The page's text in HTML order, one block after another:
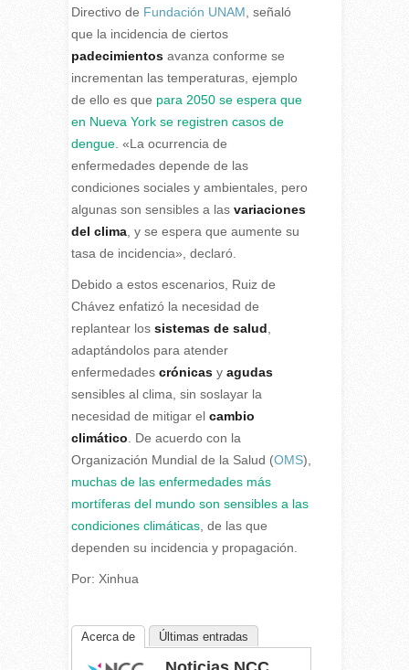
Directivo de Fundación UNAM , señaló
que la incidencia de ciertos
padecimientosavanza conforme se
incrementan las temperaturas, ejemplo
de ello es que para 2050 se espera que
en Nueva York se registren casos de
dengue. «La ocurrencia de
enfermedades depende de las
condiciones sociales y ambientales, pero
algunas son sensibles a las variaciones
del clima, y se espera que aumente su
tasa de incidencia», declaró.
Debido a estos escenarios, Ruiz de
Chávez enfatizó la necesidad de
replantear los sistemas de salud
adaptándolos para atender
enfermedades crónicasy agudas
sensibles al clima, sin soslayar la
necesidad de mitigar el cambio
climático . De acuerdo con la
Organización Mundial de la Salud (OMS),
muchas de las enfermedades más
mortíferas del mundo son sensibles a las
condiciones climáticas, de las que
dependen su incidencia y propagación.
Por: Xinhua
Acerca de Últimas entradas